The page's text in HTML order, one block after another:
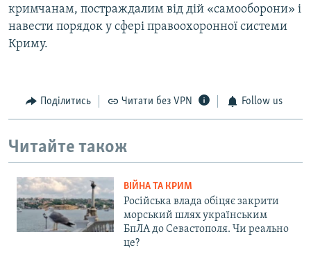
кримчанам, постраждалим від дій «самооборони» і
навести порядок у сфері правоохоронної системи
Криму.
Поділитись Читати без VPN Follow us
Читайте також
ВІЙНА ТА КРИМ
Російська влада обіцяє закрити
морський шлях українським
БпЛА до Севастополя. Чи реально
це?